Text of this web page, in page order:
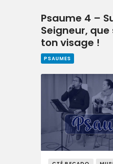
Nous
Psaume 4 –
Seigneur, que
ton visage !
PSAUMES